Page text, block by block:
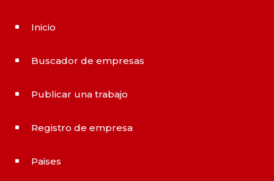
^ Inicio
^ Buscador de empresas
^ Publicar una trabajo
^ Registro de empresa
^ Paises